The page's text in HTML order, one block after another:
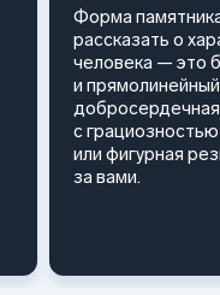
Форма
рассказать о
человека — это
и
с
или фигурная
за вами.